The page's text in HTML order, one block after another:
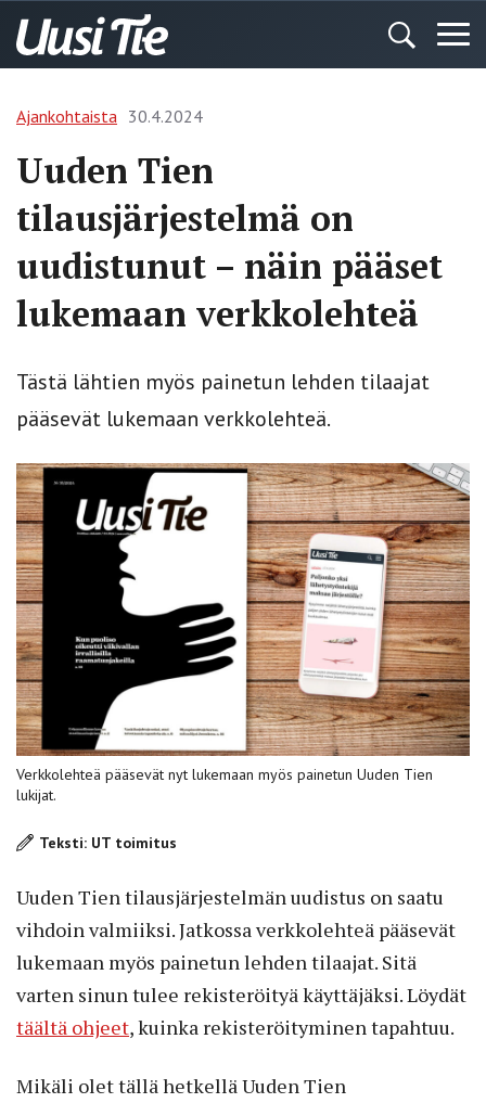
Ajankohtaista 30.4.2024
Uuden Tien
tilausjärjestelmä on
uudistunut – näin pääset
lukemaan verkkolehteä
Tästä lähtien myös painetun lehden tilaajat
pääsevät lukemaan verkkolehteä.
Verkkolehteä pääsevät nyt lukemaan myös painetun Uuden Tien
lukijat.
Teksti: UT toimitus
Uuden Tien tilausjärjestelmän uudistus on saatu
vihdoin valmiiksi. Jatkossa verkkolehteä pääsevät
lukemaan myös painetun lehden tilaajat. Sitä
varten sinun tulee rekisteröityä käyttäjäksi. Löydät
täältä ohjeet, kuinka rekisteröityminen tapahtuu.
Mikäli olet tällä hetkellä Uuden Tien